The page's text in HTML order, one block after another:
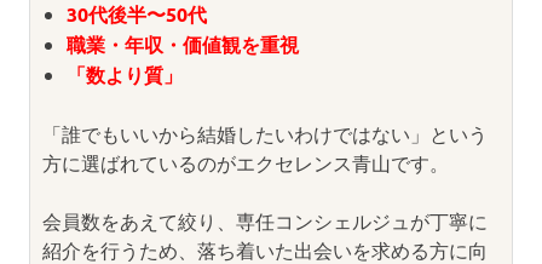
30代後半〜50代
職業・年収・価値観を重視
「数より質」
「誰でもいいから結婚したいわけではない」という
方に選ばれているのがエクセレンス青山です。
会員数をあえて絞り、専任コンシェルジュが丁寧に
紹介を行うため、落ち着いた出会いを求める方に向